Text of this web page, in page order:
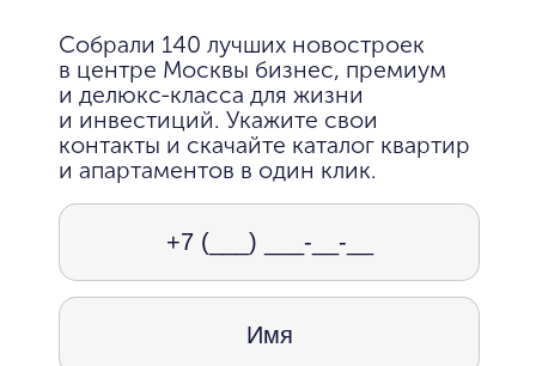
Собрали 140 лучших новостроек
в центре Москвы бизнес, премиум
и делюкс-класса для жизни
и инвестиций. Укажите свои
контакты и скачайте каталог квартир
и апартаментов в один клик.